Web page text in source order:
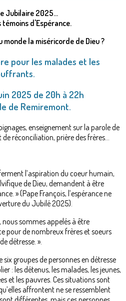
Jubilaire 2025...
témoins d'Espérance.
la miséricorde de Dieu ?
pour les malades et les
2025 de 20h à 22h
de Remiremont.
enseignement sur la parole de
réconciliation, prière des frères...
l’aspiration du coeur humain,
de Dieu, demandent à être
» (Pape François, l’espérance ne
du Jubilé 2025).
nous sommes appelés à être
pour de nombreux frères et soeurs
détresse. ».
six groupes de personnes en détresse
: les détenus, les malades, les jeunes,
et les pauvres. Ces situations sont
affrontent ne se ressemblent